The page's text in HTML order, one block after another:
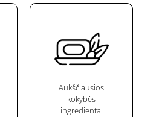
Aukščiausios
kokybės
ingredientai